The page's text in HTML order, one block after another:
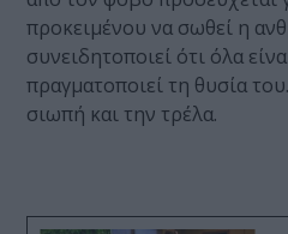
προκειμένου να σωθεί η
συνειδητοποιεί ότι όλα
πραγματοποιεί τη θυσία
σιωπή και την τρέλα.